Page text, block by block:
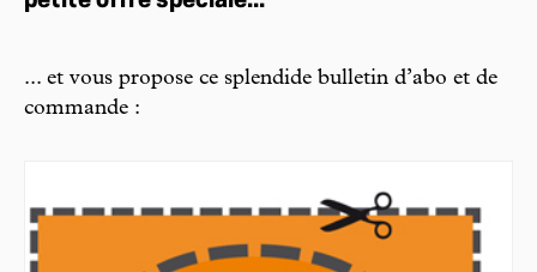
... et vous propose ce splendide bulletin d’abo et de
commande :